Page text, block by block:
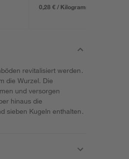
0,28 € / Kilogramm
revitalisiert werden.
die Wurzel. Die
und versorgen
hinaus die
sieben Kugeln enthalten.